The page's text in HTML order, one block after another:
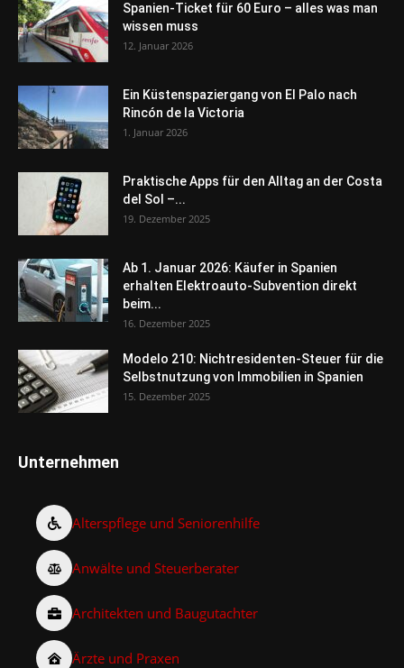
Spanien-Ticket für 60 Euro – alles was man
wissen muss
12. Januar 2026
Ein Küstenspaziergang von El Palo nach
Rincón de la Victoria
1. Januar 2026
Praktische Apps für den Alltag an der Costa
del Sol –...
19. Dezember 2025
Ab 1. Januar 2026: Käufer in Spanien
erhalten Elektroauto-Subvention direkt
beim...
16. Dezember 2025
Modelo 210: Nichtresidenten-Steuer für die
Selbstnutzung von Immobilien in Spanien
15. Dezember 2025
Unternehmen
Alterspflege und Seniorenhilfe
Anwälte und Steuerberater
Architekten und Baugutachter
Ärzte und Praxen